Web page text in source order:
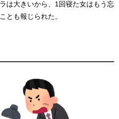
は大きいから、1回寝た女はもう忘
とも報じられた。